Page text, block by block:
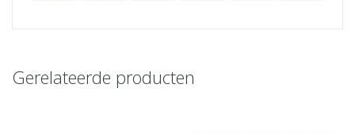
Gerelateerde producten